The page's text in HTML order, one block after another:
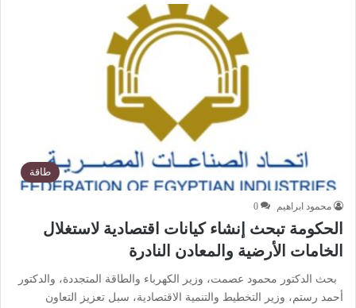
طاقة
محمود ابراهيم 0
الحكومة تبحث إنشاء كيانات اقتصادية لاستغلال
الخامات الأرضية والمعادن النادرة
بحث الدكتور محمود عصمت، وزير الكهرباء والطاقة المتجددة، والدكتور
أحمد رستم، وزير التخطيط والتنمية الاقتصادية، سبل تعزيز التعاون